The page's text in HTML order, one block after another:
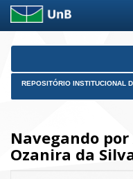
Skip
REPOSITÓRIO INSTITUCIONAL
Navegando
Ozanira da